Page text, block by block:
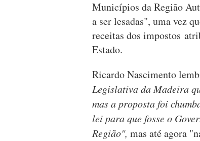
Municípios da Região
a ser lesadas", uma vez
receitas dos impostos
Estado.
Ricardo Nascimento
Legislativa da Madeira
mas a proposta foi
lei para que fosse o
Região", mas até agora